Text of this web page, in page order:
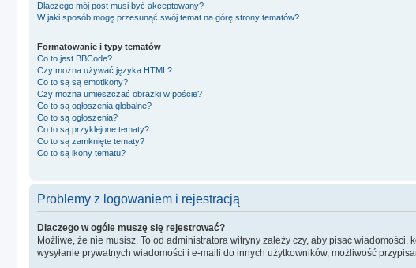
Dlaczego mój post musi być akceptowany?
W jaki sposób mogę przesunąć swój temat na górę strony tematów?
Formatowanie i typy tematów
Co to jest BBCode?
Czy można używać języka HTML?
Co to są są emotikony?
Czy można umieszczać obrazki w poście?
Co to są ogłoszenia globalne?
Co to są ogłoszenia?
Co to są przyklejone tematy?
Co to są zamknięte tematy?
Co to są ikony tematu?
Problemy z logowaniem i rejestracją
Dlaczego w ogóle muszę się rejestrować?
Możliwe, że nie musisz. To od administratora witryny zależy czy, aby pisać
wysyłanie prywatnych wiadomości i e-maili do innych użytkowników, możliwość